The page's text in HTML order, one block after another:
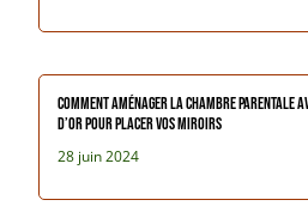
Comment aménager la chambre parentale
d’or pour placer vos miroirs
28 juin 2024